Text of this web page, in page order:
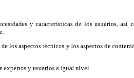
y características de los usuarios, así
los aspectos técnicos y los aspectos de
expertos y usuarios a igual nivel.